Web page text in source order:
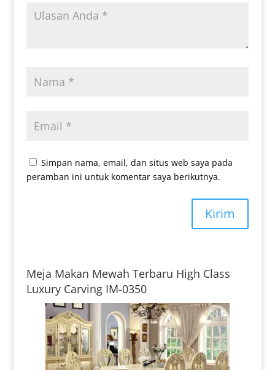
Simpan nama, email, dan situs web saya pada
peramban ini untuk komentar saya berikutnya.
Kirim
Meja Makan Mewah Terbaru High Class
Luxury Carving IM-0350